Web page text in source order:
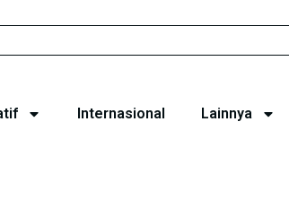
Internasional Lainnya